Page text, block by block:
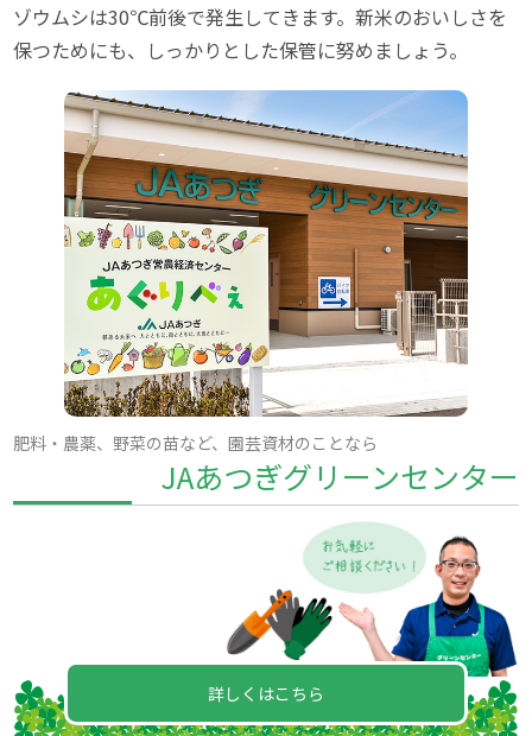
ゾウムシは30℃前後で発生してきます。新米のおいしさを
保つためにも、しっかりとした保管に努めましょう。
肥料・農薬、野菜の苗など、園芸資材のことなら
JAあつぎグリーンセンター
詳しくはこちら